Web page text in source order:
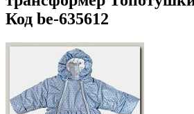
Код be-635612